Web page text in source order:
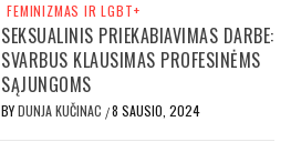
FEMINIZMAS IR LGBT+
SEKSUALINIS PRIEKABIAVIMAS DARBE:
SVARBUS KLAUSIMAS PROFESINĖMS
SĄJUNGOMS
BYDUNJA KUČINAC /8 SAUSIO, 2024